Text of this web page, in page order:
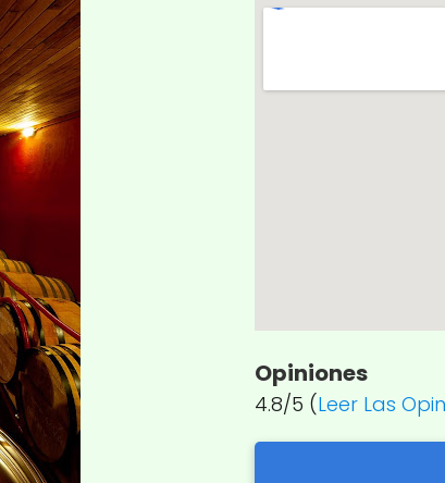
Opiniones
4.8/5 (Leer Las